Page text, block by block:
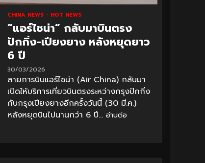
CHINA NEWS HOT NEWS
“แอร์ไชน่า” กลับมาบินตรง
ปักกิ่ง-เปียงยาง หลังหยุดยาว
6 ปี
30/03/2026
สายการบินแอร์ไชน่า (Air China) กลับมา
เปิดให้บริการเที่ยวบินตรงระหว่างกรุงปักกิ่ง
กับกรุงเปียงยางอีกครั้งวันนี้ (30 มี.ค.)
หลังหยุดบินไปนานกว่า 6 ปี... อ่านต่อ